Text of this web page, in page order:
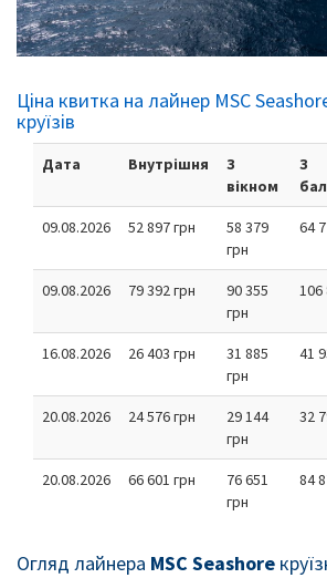
Ціна квитка на лайнер MSC
круїзів
Дата Внутрішня
З
вікном
З
09.08.2026 52 897 грн
58 379
грн
64
09.08.2026 79 392 грн
90 355
грн
106
16.08.2026 26 403 грн
31 885
грн
41
20.08.2026 24 576 грн
29 144
грн
32
20.08.2026 66 601 грн
76 651
грн
84
Огляд лайнера MSC Seashore